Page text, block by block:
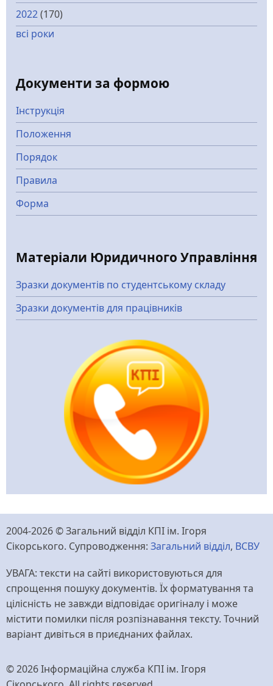
2022(170)
всі роки
Документи за формою
Інструкція
Положення
Порядок
Правила
Форма
Матеріали Юридичного Управління
Зразки документів по студентському складу
Зразки документів для працівників
2004-2026 © Загальний відділ КПІ ім. Ігоря
Сікорського. Супроводження: Загальний відділ, ВСВУ
УВАГА: тексти на сайті використовуються для
спрощення пошуку документів. Їх форматування та
цілісність не завжди відповідає оригіналу і може
містити помилки після розпізнавання тексту. Точний
варіант дивіться в приєднаних файлах.
© 2026 Інформаційна служба КПІ ім. Ігоря